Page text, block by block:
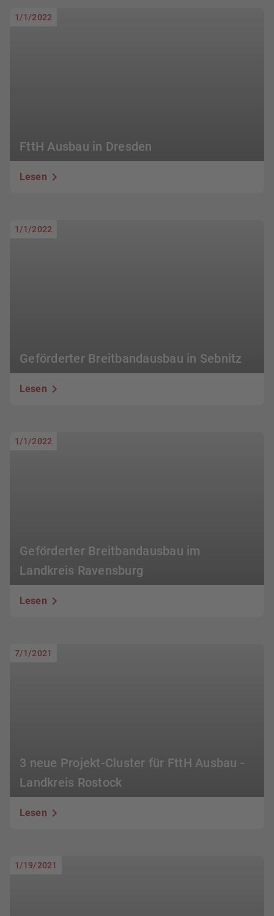
FttH Ausbau in Dresden
1/1/2022
Lesen
Geförderter Breitbandausbau in Sebnitz
1/1/2022
Lesen
Geförderter Breitbandausbau im
Landkreis Ravensburg
1/1/2022
Lesen
3 neue Projekt-Cluster für FttH Ausbau -
Landkreis Rostock
7/1/2021
Lesen
1/19/2021